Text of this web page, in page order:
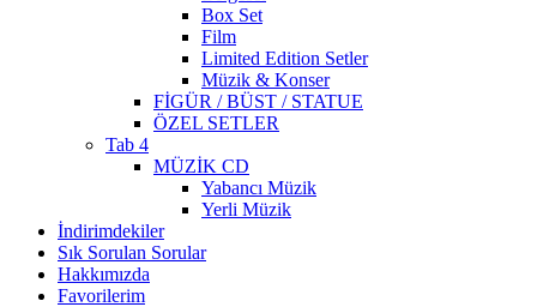
Box Set
Film
Limited Edition Setler
Müzik & Konser
FİGÜR / BÜST / STATUE
ÖZEL SETLER
Tab 4
MÜZİK CD
Yabancı Müzik
Yerli Müzik
İndirimdekiler
Sık Sorulan Sorular
Hakkımızda
Favorilerim